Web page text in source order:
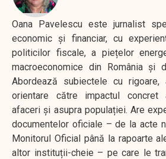
Oana Pavelescu este jurnalist
economic și financiar, cu
politicilor fiscale, a piețelor
macroeconomice din România și
Abordează subiectele cu
orientare către impactul concret
afaceri și asupra populației. Are
documentelor oficiale – de la acte
Monitorul Oficial până la rapoarte
altor instituții-cheie – pe care le